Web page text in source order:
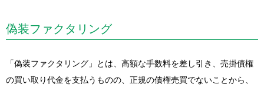
偽装ファクタリング
「偽装ファクタリング」とは、高額な手数料を差し引き、売掛債権
の買い取り代金を支払うものの、正規の債権売買でないことから、